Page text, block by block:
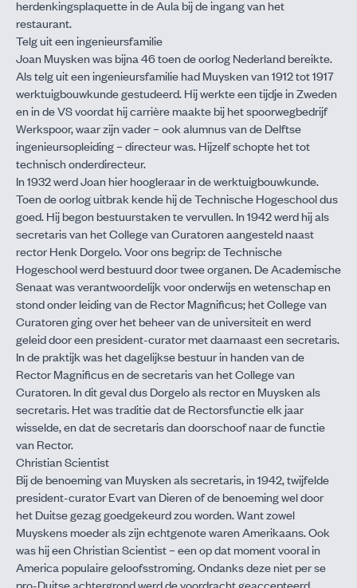
herdenkingsplaquette in de Aula bij de ingang van het
restaurant.
Telg uit een ingenieursfamilie
Joan Muysken was bijna 46 toen de oorlog Nederland bereikte.
Als telg uit een ingenieursfamilie had Muysken van 1912 tot 1917
werktuigbouwkunde gestudeerd. Hij werkte een tijdje in Zweden
en in de VS voordat hij carrière maakte bij het spoorwegbedrijf
Werkspoor, waar zijn vader – ook alumnus van de Delftse
ingenieursopleiding – directeur was. Hijzelf schopte het tot
technisch onderdirecteur.
In 1932 werd Joan hier hoogleraar in de werktuigbouwkunde.
Toen de oorlog uitbrak kende hij de Technische Hogeschool dus
goed. Hij begon bestuurstaken te vervullen. In 1942 werd hij als
secretaris van het College van Curatoren aangesteld naast
rector Henk Dorgelo. Voor ons begrip: de Technische
Hogeschool werd bestuurd door twee organen. De Academische
Senaat was verantwoordelijk voor onderwijs en wetenschap en
stond onder leiding van de Rector Magnificus; het College van
Curatoren ging over het beheer van de universiteit en werd
geleid door een president-curator met daarnaast een secretaris.
In de praktijk was het dagelijkse bestuur in handen van de
Rector Magnificus en de secretaris van het College van
Curatoren. In dit geval dus Dorgelo als rector en Muysken als
secretaris. Het was traditie dat de Rectorsfunctie elk jaar
wisselde, en dat de secretaris dan doorschoof naar de functie
van Rector.
Christian Scientist
Bij de benoeming van Muysken als secretaris, in 1942, twijfelde
president-curator Evart van Dieren of de benoeming wel door
het Duitse gezag goedgekeurd zou worden. Want zowel
Muyskens moeder als zijn echtgenote waren Amerikaans. Ook
was hij een Christian Scientist – een op dat moment vooral in
America populaire geloofsstroming. Ondanks deze niet per se
pro-Duitse achtergrond werd de voordracht geaccepteerd,